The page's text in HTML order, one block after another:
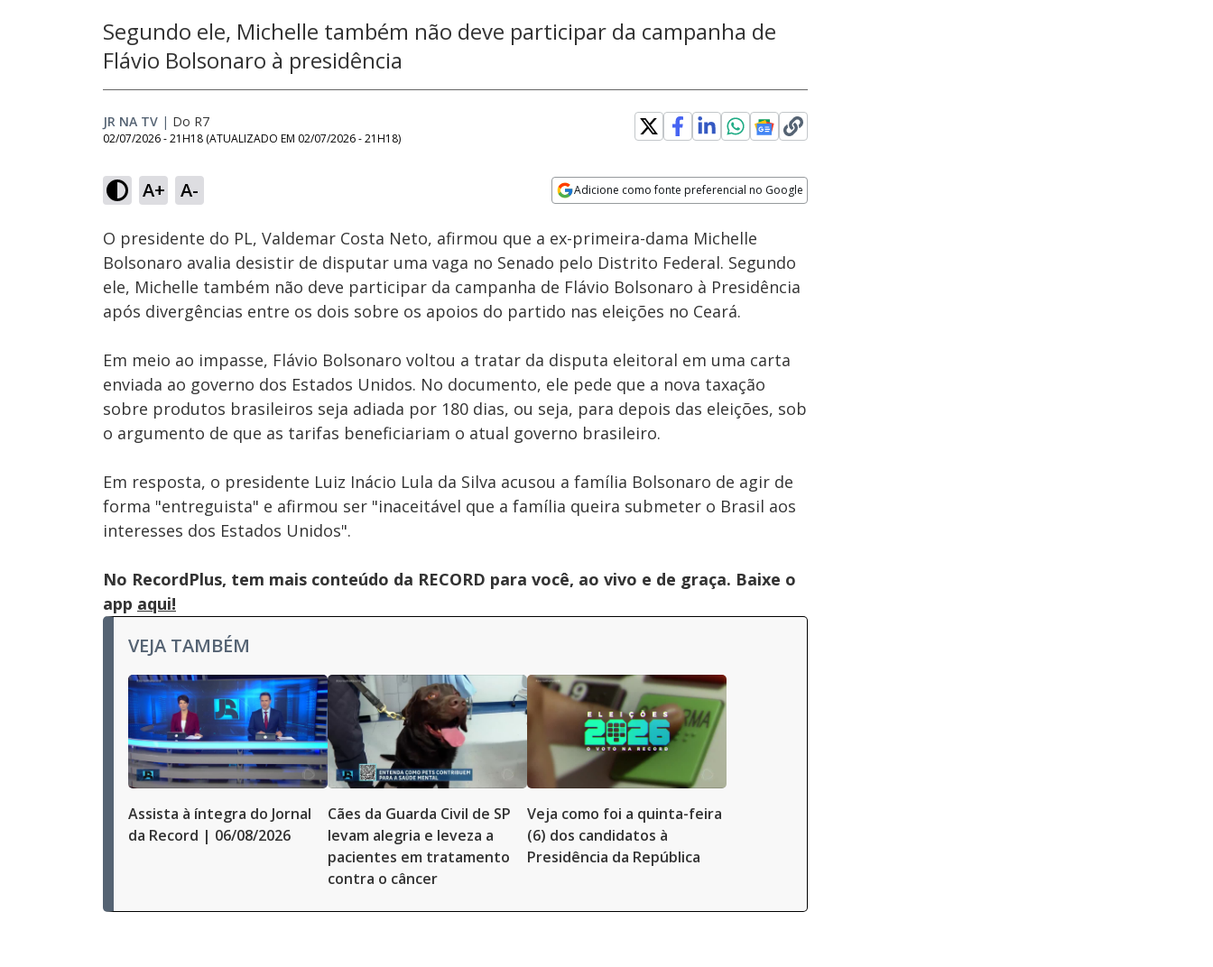
Segundo ele, Michelle também não deve participar da campanha de
Flávio Bolsonaro à presidência
JR NA TV | Do R7
02/07/2026 - 21H18 (ATUALIZADO EM 02/07/2026 - 21H18)
A+ A- Adicione como fonte preferencial no Google
Ativar
Som
Velocidade
O presidente do PL, Valdemar Costa Neto, afirmou que a ex-primeira-dama Michelle
Bolsonaro avalia desistir de disputar uma vaga no Senado pelo Distrito Federal. Segundo
ele, Michelle também não deve participar da campanha de Flávio Bolsonaro à Presidência
após divergências entre os dois sobre os apoios do partido nas eleições no Ceará.
Em meio ao impasse, Flávio Bolsonaro voltou a tratar da disputa eleitoral em uma carta
enviada ao governo dos Estados Unidos. No documento, ele pede que a nova taxação
sobre produtos brasileiros seja adiada por 180 dias, ou seja, para depois das eleições, sob
o argumento de que as tarifas beneficiariam o atual governo brasileiro.
Em resposta, o presidente Luiz Inácio Lula da Silva acusou a família Bolsonaro de agir de
forma "entreguista" e afirmou ser "inaceitável que a família queira submeter o Brasil aos
interesses dos Estados Unidos".
No RecordPlus, tem mais conteúdo da RECORD para você, ao vivo e de graça. Baixe o
app aqui!
VEJA TAMBÉM
Assista à íntegra do Jornal
da Record | 06/08/2026
Cães da Guarda Civil de SP
levam alegria e leveza a
pacientes em tratamento
contra o câncer
Veja como foi a quinta-feira
(6) dos candidatos à
Presidência da República